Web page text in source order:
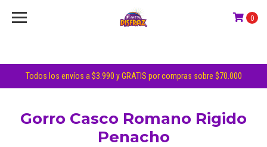
Todos los envíos a $3.990 y GRATIS por compras sobre $70.000
0
Gorro Casco Romano Rigido
Penacho